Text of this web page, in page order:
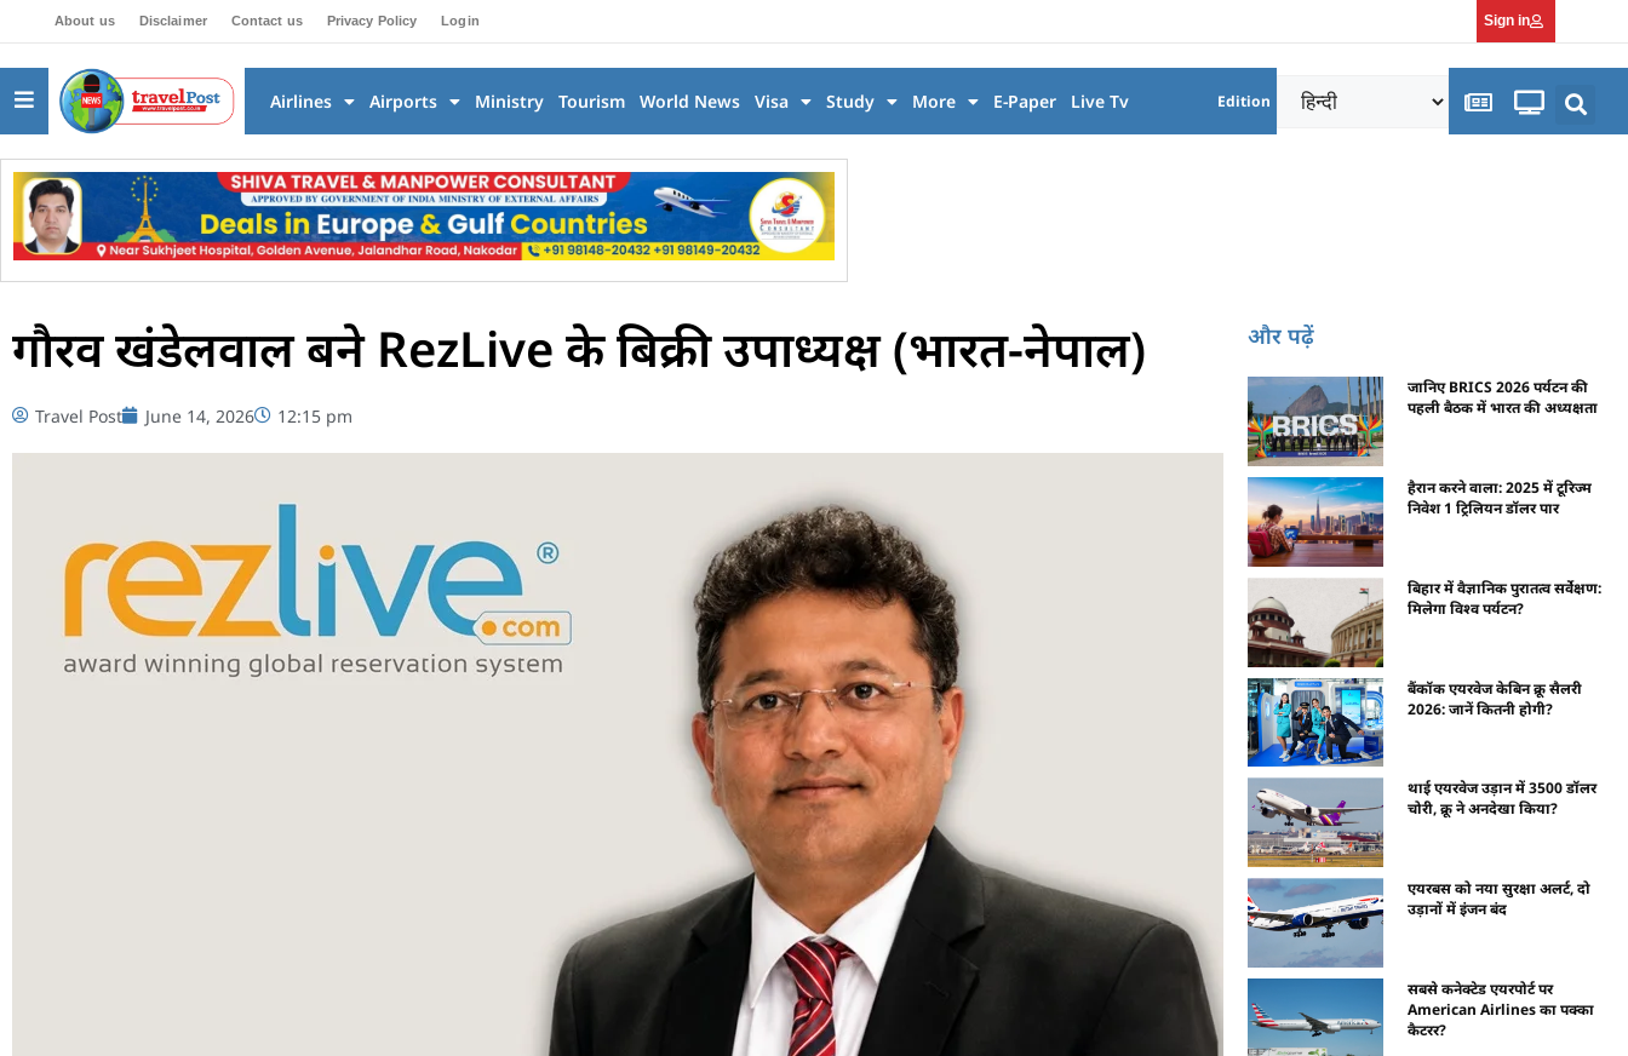
About us Disclaimer Contact us Privacy Policy Login Sign in
Airlines Airports Ministry Tourism World News Visa Study More E-Paper Live Tv Edition
गौरव खंडेलवाल बने RezLive के बिक्री उपाध्यक्ष (भारत-नेपाल)
Travel Post June 14, 2026 12:15 pm
और पढ़ें
जानिए BRICS 2026 पर्यटन की
पहली बैठक में भारत की अध्यक्षता
हैरान करने वाला: 2025 में टूरिज्म
निवेश 1 ट्रिलियन डॉलर पार
बिहार में वैज्ञानिक पुरातत्व सर्वेक्षण:
मिलेगा विश्व पर्यटन?
बैंकॉक एयरवेज केबिन क्रू सैलरी
2026: जानें कितनी होगी?
थाई एयरवेज उड़ान में 3500 डॉलर
चोरी, क्रू ने अनदेखा किया?
एयरबस को नया सुरक्षा अलर्ट, दो
उड़ानों में इंजन बंद
सबसे कनेक्टेड एयरपोर्ट पर
American Airlines का पक्का
कैटरर?